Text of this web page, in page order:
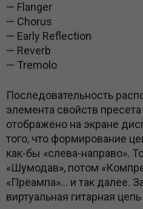
— Flanger
— Chorus
— Early Reflection
— Reverb
— Tremolo
Последовательность
элемента свойств
отображено на экране
того, что формирование
как-бы «слева-направо».
«Шумодав», потом
«Преампа»… и так далее.
виртуальная гитарная